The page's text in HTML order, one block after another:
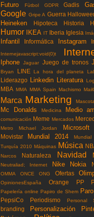
Futuro Fùtbol GDPR Gadis
Google Gripe A Guerra
Heineken Hipoteca Historia
Humor IKEA IT Iberia Iglesia
Infantil Informática Instagram
Internejavascript:void(0)t
Iphone Jaguar Juego de tronos
Bryan
LINE La hora del planeta
Liderazgo Linkedin Literatura
MBA MMA MMA Spain Machismo
Marca Marketing
Mc Donalds Medicina Medio
comunicación Meme Mercados
Metro Michael Jordan Microsoft
Movistar
Mundial 2014
Turquía 2010 Máquinas Música
Narcos Naturaleza Navidad
Neutraliad; Internet Nike Nokia
OMMA
ONCE ONG Ofertas
OpinionesEspaña Orange PP
Papelería online Papiro de Shem Paro
PepsiCo Periodismo Personal
branding
Personalización